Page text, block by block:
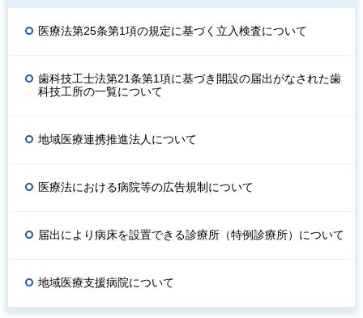
医療法第25条第1項の規定に基づく立入検査について
歯科技工士法第21条第1項に基づき開設の届出がなされた歯
科技工所の一覧について
地域医療連携推進法人について
医療法における病院等の広告規制について
届出により病床を設置できる診療所（特例診療所）について
地域医療支援病院について